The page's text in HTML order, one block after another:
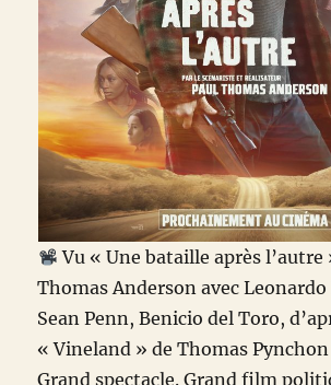
Vu « Une bataille après l’autre
Thomas Anderson avec Leonardo
Sean Penn, Benicio del Toro,
« Vineland » de Thomas
Grand spectacle. Grand film